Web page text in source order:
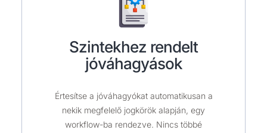
Szintekhez rendelt
jóváhagyások
Értesítse a jóváhagyókat automatikusan a
nekik megfelelő jogkörök alapján, egy
workflow-ba rendezve. Nincs többé